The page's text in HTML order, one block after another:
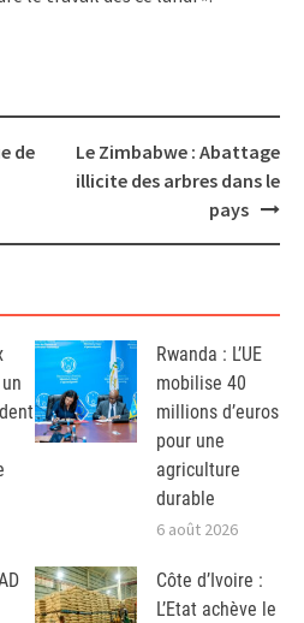
de
Le Zimbabwe : Abattage
illicite des arbres dans le
pays
Rwanda : L’UE
mobilise 40
millions d’euros
pour une
agriculture
durable
6 août 2026
Côte d’Ivoire :
L’Etat achève le